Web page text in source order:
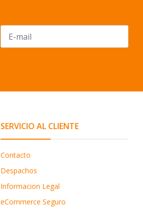
SERVICIO AL CLIENTE
Contacto
Despachos
Informacion Legal
eCommerce Seguro